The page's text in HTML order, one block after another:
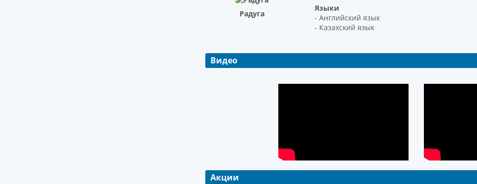
Радуга
Языки
- Английский язык
- Казахский язык
Видео
Акции